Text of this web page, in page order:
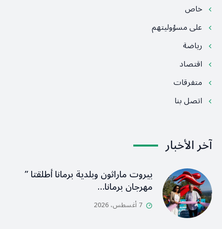
خاص
على مسؤوليتهم
رياضة
اقتصاد
متفرقات
اتصل بنا
آخر الأخبار
بيروت ماراثون وبلدية برمانا أطلقتا ”
مهرجان برمانا…
7 أغسطس، 2026